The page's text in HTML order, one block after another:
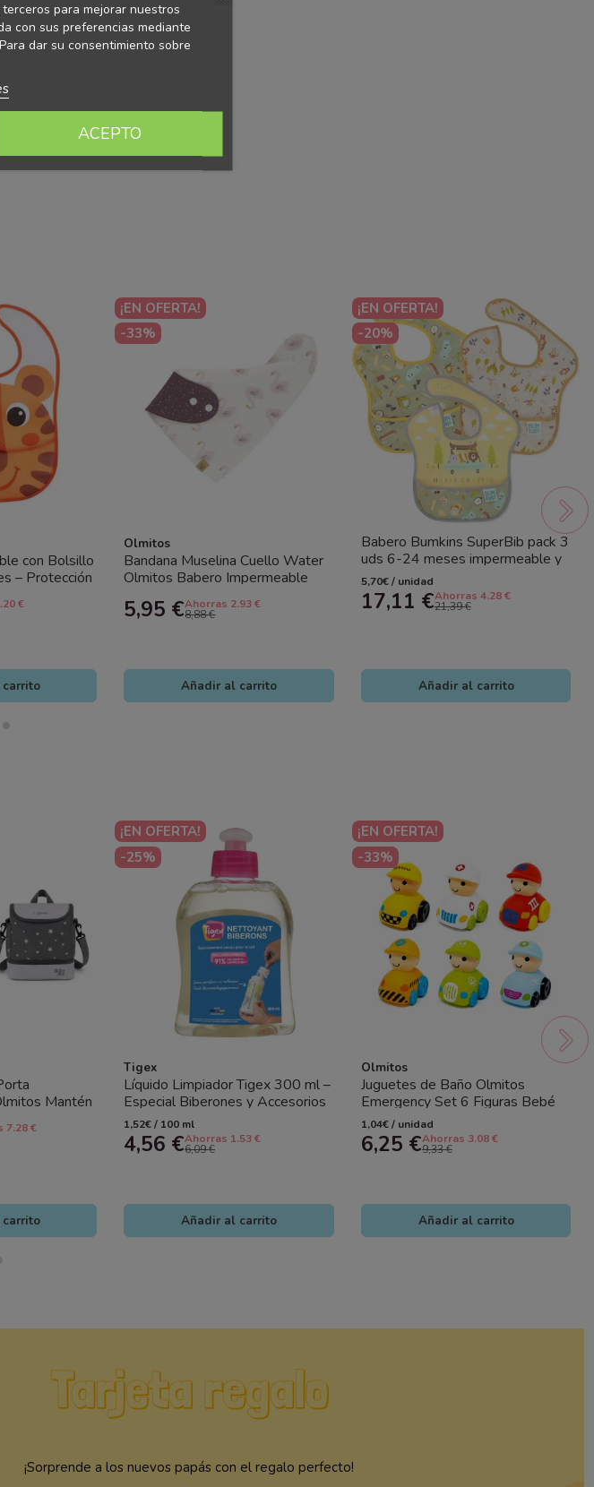
con Bolsillo
– Protección
€
¡EN OFERTA!
-33%
Olmitos
Bandana Muselina Cuello Water
Olmitos Babero Impermeable
5,95 €Ahorras 2.93 €
8,88 €
Añadir al carrito
¡EN OFERTA!
-20%
Babero Bumkins SuperBib pack 3
uds 6-24 meses impermeable y
resistente
5,70€ / unidad
17,11 €Ahorras 4.28 €
21,39 €
Añadir al carrito
Mantén
7.28 €
¡EN OFERTA!
-25%
Tigex
Líquido Limpiador Tigex 300 ml –
Especial Biberones y Accesorios
del Bebé
1,52€ / 100 ml
4,56 €Ahorras 1.53 €
6,09 €
Añadir al carrito
¡EN OFERTA!
-33%
Olmitos
Juguetes de Baño Olmitos
Emergency Set 6 Figuras Bebé
1,04€ / unidad
6,25 €Ahorras 3.08 €
9,33 €
Añadir al carrito
¡Sorprende a los nuevos papás con el regalo perfecto!
para mejorar nuestros
con sus preferencias mediante
dar su consentimiento sobre
ACEPTO